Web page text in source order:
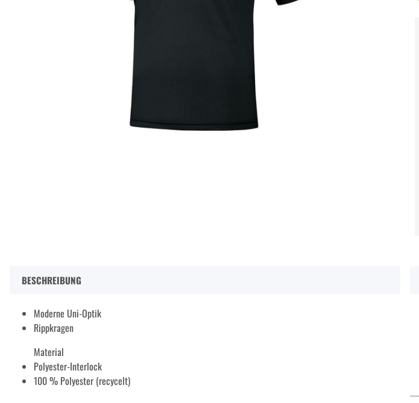
BESCHREIBUNG
Moderne Uni-Optik
Rippkragen
Material
Polyester-Interlock
100 % Polyester (recycelt)